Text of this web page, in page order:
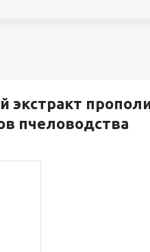
пчеловодства